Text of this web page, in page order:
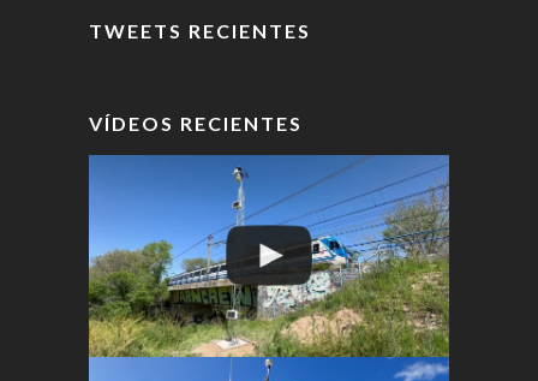
TWEETS RECIENTES
VÍDEOS RECIENTES